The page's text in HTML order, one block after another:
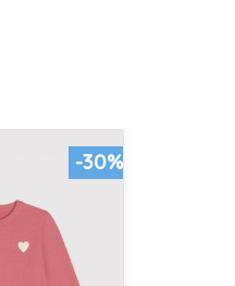
-30%